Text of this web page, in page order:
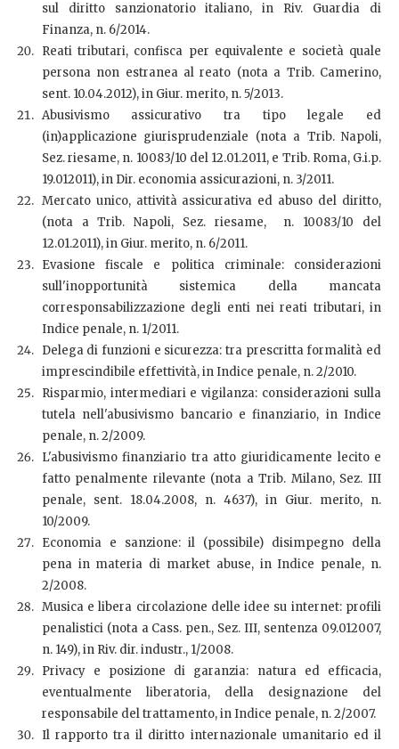
sul diritto sanzionatorio italiano, in Riv. Guardia di
Finanza, n. 6/2014.
Reati tributari, confisca per equivalente e società quale
persona non estranea al reato (nota a Trib. Camerino,
sent. 10.04.2012), in Giur. merito, n. 5/2013.
Abusivismo assicurativo tra tipo legale ed
(in)applicazione giurisprudenziale (nota a Trib. Napoli,
Sez. riesame, n. 10083/10 del 12.01.2011, e Trib. Roma, G.i.p.
19.012011), in Dir. economia assicurazioni, n. 3/2011.
Mercato unico, attività assicurativa ed abuso del diritto,
(nota a Trib. Napoli, Sez. riesame, n. 10083/10 del
12.01.2011), in Giur. merito, n. 6/2011.
Evasione fiscale e politica criminale: considerazioni
sull'inopportunità sistemica della mancata
corresponsabilizzazione degli enti nei reati tributari, in
Indice penale, n. 1/2011.
Delega di funzioni e sicurezza: tra prescritta formalità ed
imprescindibile effettività, in Indice penale, n. 2/2010.
Risparmio, intermediari e vigilanza: considerazioni sulla
tutela nell'abusivismo bancario e finanziario, in Indice
penale, n. 2/2009.
L'abusivismo finanziario tra atto giuridicamente lecito e
fatto penalmente rilevante (nota a Trib. Milano, Sez. III
penale, sent. 18.04.2008, n. 4637), in Giur. merito, n.
10/2009.
Economia e sanzione: il (possibile) disimpegno della
pena in materia di market abuse, in Indice penale, n.
2/2008.
Musica e libera circolazione delle idee su internet: profili
penalistici (nota a Cass. pen., Sez. III, sentenza 09.012007,
n. 149), in Riv. dir. industr., 1/2008.
Privacy e posizione di garanzia: natura ed efficacia,
eventualmente liberatoria, della designazione del
responsabile del trattamento, in Indice penale, n. 2/2007.
Il rapporto tra il diritto internazionale umanitario ed il